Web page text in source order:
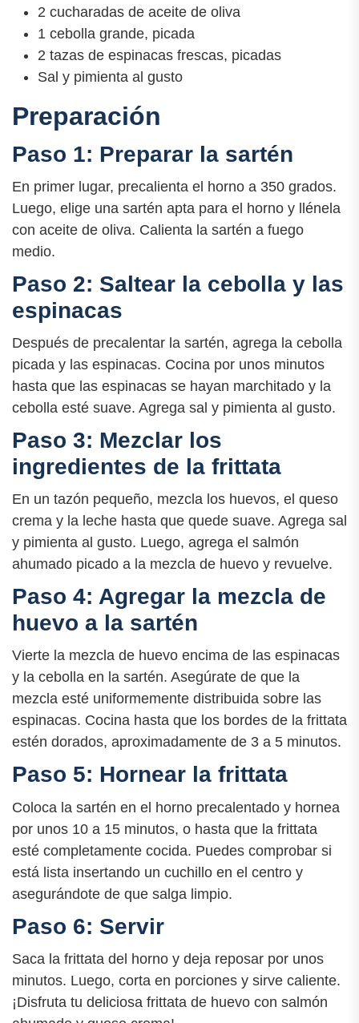
2 cucharadas de aceite de oliva
1 cebolla grande, picada
2 tazas de espinacas frescas, picadas
Sal y pimienta al gusto
Preparación
Paso 1: Preparar la sartén
En primer lugar, precalienta el horno a 350 grados.
Luego, elige una sartén apta para el horno y llénela
con aceite de oliva. Calienta la sartén a fuego
medio.
Paso 2: Saltear la cebolla y las
espinacas
Después de precalentar la sartén, agrega la cebolla
picada y las espinacas. Cocina por unos minutos
hasta que las espinacas se hayan marchitado y la
cebolla esté suave. Agrega sal y pimienta al gusto.
Paso 3: Mezclar los
ingredientes de la frittata
En un tazón pequeño, mezcla los huevos, el queso
crema y la leche hasta que quede suave. Agrega sal
y pimienta al gusto. Luego, agrega el salmón
ahumado picado a la mezcla de huevo y revuelve.
Paso 4: Agregar la mezcla de
huevo a la sartén
Vierte la mezcla de huevo encima de las espinacas
y la cebolla en la sartén. Asegúrate de que la
mezcla esté uniformemente distribuida sobre las
espinacas. Cocina hasta que los bordes de la frittata
estén dorados, aproximadamente de 3 a 5 minutos.
Paso 5: Hornear la frittata
Coloca la sartén en el horno precalentado y hornea
por unos 10 a 15 minutos, o hasta que la frittata
esté completamente cocida. Puedes comprobar si
está lista insertando un cuchillo en el centro y
asegurándote de que salga limpio.
Paso 6: Servir
Saca la frittata del horno y deja reposar por unos
minutos. Luego, corta en porciones y sirve caliente.
¡Disfruta tu deliciosa frittata de huevo con salmón